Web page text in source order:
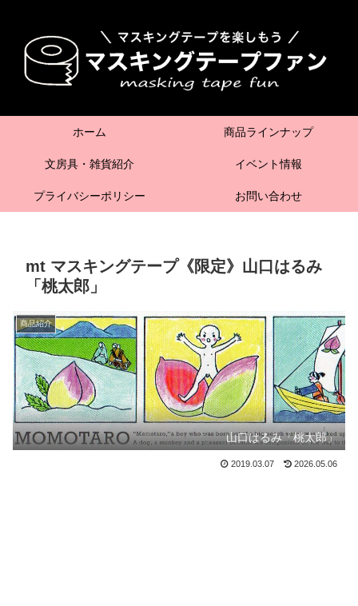
ホーム 商品ラインナップ
文房具・雑貨紹介 イベント情報
プライバシーポリシー お問い合わせ
mt マスキングテープ《限定》山口はるみ
「桃太郎」
商品紹介
山口はるみ「桃太郎」
2019.03.07 2026.05.06